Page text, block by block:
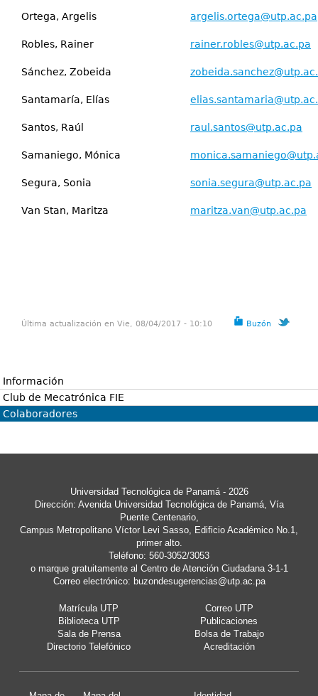
Ortega, Argelis
Robles, Rainer
Sánchez, Zobeida
Santamaría, Elías
Santos, Raúl
Samaniego, Mónica
Segura, Sonia
Van Stan, Maritza
argelis.ortega@utp.ac.pa
rainer.robles@utp.ac.pa
raul.santos@utp.ac.pa
sonia.segura@utp.ac.pa
maritza.van@utp.ac.pa
Buzón
Última actualización en Vie, 08/04/2017 - 10:10
Información
Club de Mecatrónica FIE
Colaboradores
Universidad Tecnológica de Panamá - 2026
Dirección: Avenida Universidad Tecnológica de Panamá, Vía
Puente Centenario,
Campus Metropolitano Víctor Levi Sasso, Edificio Académico No.1,
primer alto.
Teléfono: 560-3052/3053
o marque gratuitamente al Centro de Atención Ciudadana 3-1-1
Correo electrónico: buzondesugerencias@utp.ac.pa
Matrícula UTP
Correo UTP
Biblioteca UTP
Publicaciones
Sala de Prensa
Bolsa de Trabajo
Directorio Telefónico
Acreditación